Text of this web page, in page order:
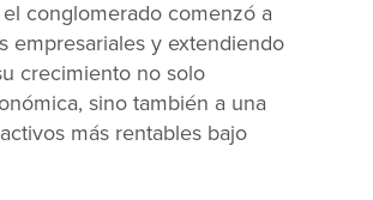
conglomerado comenzó a
empresariales y extendiendo
crecimiento no solo
sino también a una
más rentables bajo